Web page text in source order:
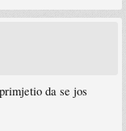
da se jos